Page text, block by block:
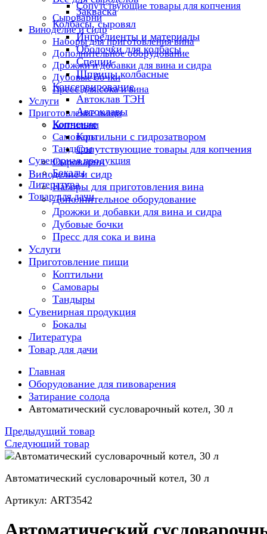
Сопутствующие товары для копчения
Сыроварни
Виноделие и сидр
Наборы для приготовления вина
Дополнительное оборудование
Дрожжи и добавки для вина и сидра
Дубовые бочки
Пресс для сока и вина
Услуги
Приготовление пищи
Коптильни
Самовары
Тандыры
Сувенирная продукция
Бокалы
Литература
Товар для дачи
Закваска
Колбасы, сыровял
Ингредиенты и материалы
Оболочки для колбасы
Специи
Шприцы колбасные
Консервирование
Автоклав ТЭН
Автоклавы
Копчение
Коптильни с гидрозатвором
Сопутствующие товары для копчения
Сыроварни
Виноделие и сидр
Наборы для приготовления вина
Дополнительное оборудование
Дрожжи и добавки для вина и сидра
Дубовые бочки
Пресс для сока и вина
Услуги
Приготовление пищи
Коптильни
Самовары
Тандыры
Сувенирная продукция
Бокалы
Литература
Товар для дачи
Главная
Оборудование для пивоварения
Затирание солода
Автоматический сусловарочный котел, 30 л
Предыдущий товар
Следующий товар
Автоматический сусловарочный котел, 30 л
Артикул: ART3542